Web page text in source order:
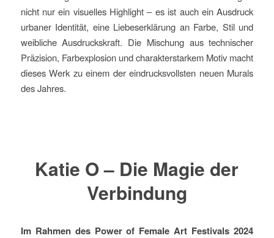
nicht nur ein visuelles Highlight – es ist auch ein Ausdruck
urbaner Identität, eine Liebeserklärung an Farbe, Stil und
weibliche Ausdruckskraft. Die Mischung aus technischer
Präzision, Farbexplosion und charakterstarkem Motiv macht
dieses Werk zu einem der eindrucksvollsten neuen Murals
des Jahres.
Katie O – Die Magie der
Verbindung
Im Rahmen des Power of Female Art Festivals 2024